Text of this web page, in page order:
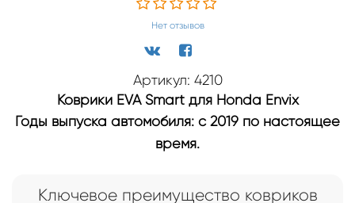
Нет отзывов
Артикул: 4210
Коврики EVA Smart для Honda Envix
Годы выпуска автомобиля: с 2019 по настоящее
время.
Ключевое преимущество ковриков